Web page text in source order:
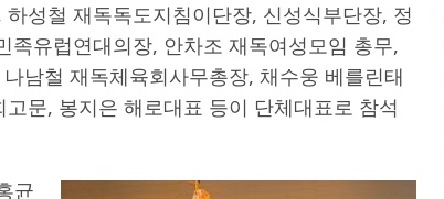
성철 재독독도지침이단장, 신성식부단장, 정
족유럽연대의장, 안차조 재독여성모임 총무,
남철 재독체육회사무총장, 채수웅 베를린태
문, 봉지은 해로대표 등이 단체대표로 참석
균